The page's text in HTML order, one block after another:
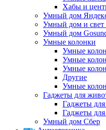
Хабы и
Умный дом
Умный дом и свет
Умный дом
Умные колонки
Умные
Умные
Умные
Другие
Умные
Гаджеты для
Гаджеты
Гаджеты
Умный дом Сбер